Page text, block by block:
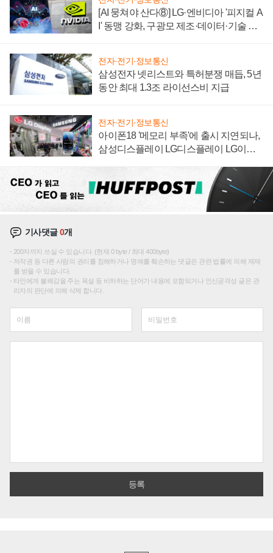
[AI 뭉쳐야 산다⑧] LG·엔비디아 '피지컬 A
I' 동맹 강화, 구광모 제조·데이터·기술 결
전자·전기·정보통신
삼성전자 넷리스트와 특허분쟁 매듭, 5년
동안 최대 1.3조 라이선스비 지급
전자·전기·정보통신
아이폰18 '메모리 부족'에 출시 지연되나,
삼성디스플레이 LG디스플레이 LG이노
기사댓글0개
200자까지 쓰실 수 있습니다. (현재 0 byte / 최대 400byte)
저작권 등 다른 사람의 권리를 침해하거나 명예를 훼손하는 댓글은 관련 법률에 의해 제재
를 받을 수 있습니다.
타인에게 불쾌감을 주는 욕설 등 비하하는 단어가 내용에 포함되거나 인신공격성 글은 관
리자의 판단에 의해 삭제 합니다.